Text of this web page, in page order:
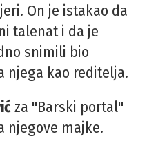
On je istakao da
talenat i da je
snimili bio
njega kao reditelja.
za "Barski portal"
njegove majke.